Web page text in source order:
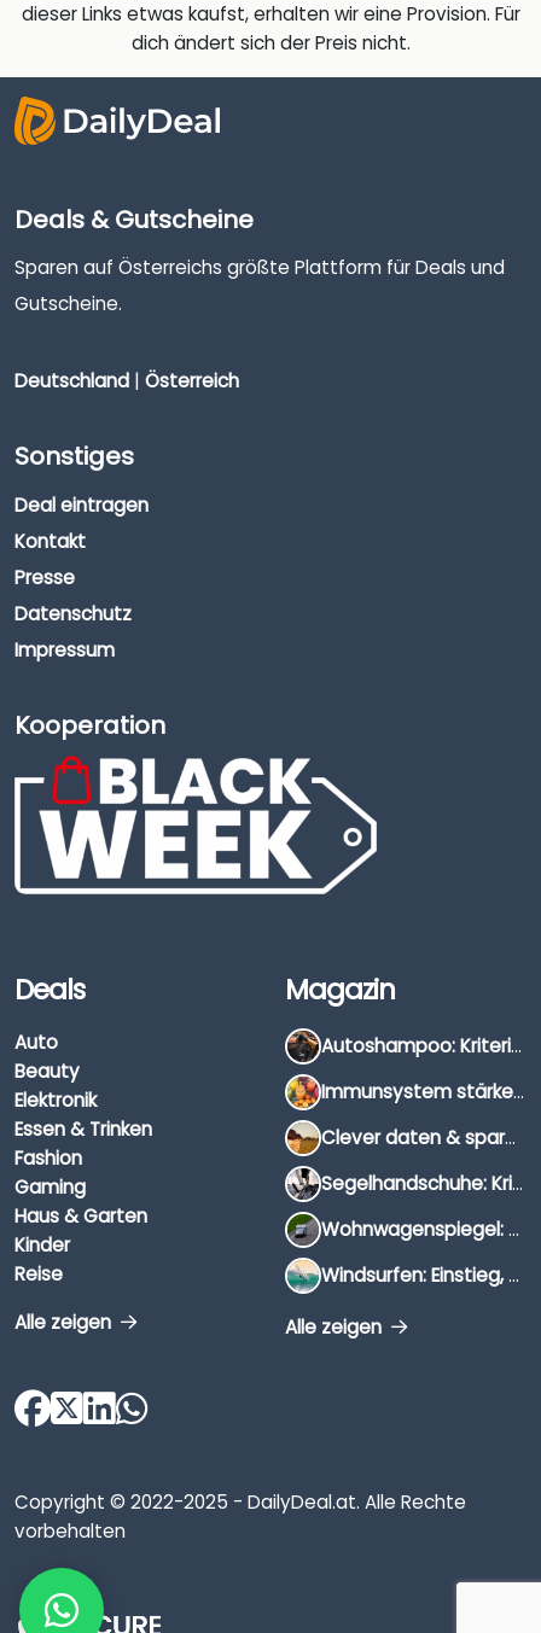
dieser Links etwas kaufst, erhalten wir eine Provision. Für
dich ändert sich der Preis nicht.
Deals & Gutscheine
Sparen auf Österreichs größte Plattform für Deals und
Gutscheine.
Deutschland | Österreich
Sonstiges
Deal eintragen
Kontakt
Presse
Datenschutz
Impressum
Kooperation
Deals
Auto
Beauty
Elektronik
Essen & Trinken
Fashion
Gaming
Haus & Garten
Kinder
Reise
Alle zeigen
Magazin
Autoshampoo: Kriterien, Unterschiede & Anwendung
Immunsystem stärken: Hausmittel, Vitamine & Wissenswertes
Clever daten & sparen: So findest du die besten Deals für Dates und Unternehmungen
Segelhandschuhe: Kriterien, Materialien & Tipps
Wohnwagenspiegel: Auswahl, Preise & Montage
Windsurfen: Einstieg, Ausrüstung & Tipps
Alle zeigen
Copyright © 2022-2025 - DailyDeal.at. Alle Rechte
vorbehalten